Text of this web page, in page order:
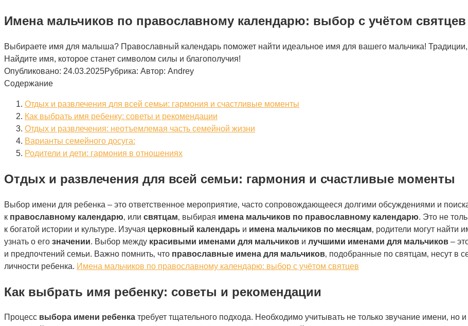
Имена мальчиков по православному календарю: выбор с учётом святцев
Выбираете имя для малыша? Православный календарь поможет найти идеальное имя для вашего мальчика!
Найдите имя, которое станет символом силы и благополучия!
Опубликовано: 24.03.2025Рубрика: Автор: Andrey
Содержание
Отдых и развлечения для всей семьи: гармония и счастливые моменты
Как выбрать имя ребенку: советы и рекомендации
Отдых и развлечения: неотъемлемая часть семейной жизни
Варианты семейного досуга:
Родители и дети: гармония в отношениях
Отдых и развлечения для всей семьи: гармония и счастливые моменты
Выбор имени для ребенка – это ответственное мероприятие‚ часто сопровождающееся долгими обсуждениями и
к православному календарю‚ или святцам‚ выбирая имена мальчиков по православному календарю. Это не
к богатой истории и культуре. Изучая церковный календарь и имена мальчиков по месяцам‚ родители могут найти
узнать о его значении. Выбор между красивыми именами для мальчиков и лучшими именами для мальчиков –
и предпочтений семьи. Важно помнить‚ что православные имена для мальчиков‚ подобранные по святцам‚ несут в
личности ребенка. Имена мальчиков по православному календарю: выбор с учётом святцев
Как выбрать имя ребенку: советы и рекомендации
Процесс выбора имени ребенка требует тщательного подхода. Необходимо учитывать не только звучание имени‚ но